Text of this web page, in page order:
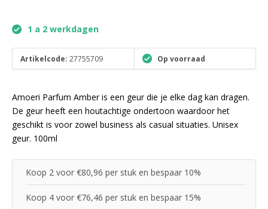
1 a 2 werkdagen
Artikelcode: 27755709 Op voorraad
Amoeri Parfum Amber is een geur die je elke dag kan dragen.
De geur heeft een houtachtige ondertoon waardoor het
geschikt is voor zowel business als casual situaties. Unisex
geur. 100ml
Koop 2 voor €80,96 per stuk en bespaar 10%
Koop 4 voor €76,46 per stuk en bespaar 15%